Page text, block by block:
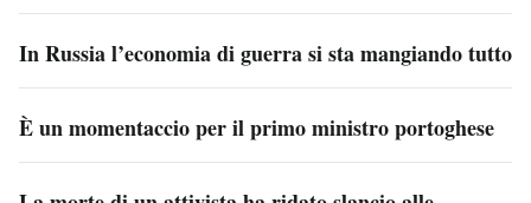
In Russia l’economia di guerra si sta mangiando tutto
È un momentaccio per il primo ministro portoghese